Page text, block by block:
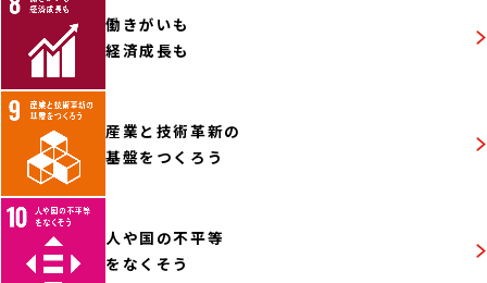
働きがいも
経済成長も
産業と技術革新の
基盤をつくろう
人や国の不平等
をなくそう